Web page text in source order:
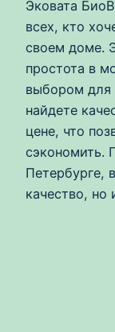
Эковата
всех, кто
своем доме.
простота в
выбором для
найдете
цене, что
сэкономить.
Петербурге,
качество, но